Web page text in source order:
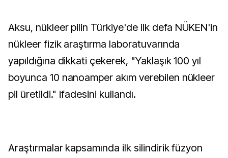
Aksu, nükleer pilin Türkiye'de ilk defa NÜKEN'in
nükleer fizik araştırma laboratuvarında
yapıldığına dikkati çekerek, "Yaklaşık 100 yıl
boyunca 10 nanoamper akım verebilen nükleer
pil üretildi." ifadesini kullandı.
Araştırmalar kapsamında ilk silindirik füzyon